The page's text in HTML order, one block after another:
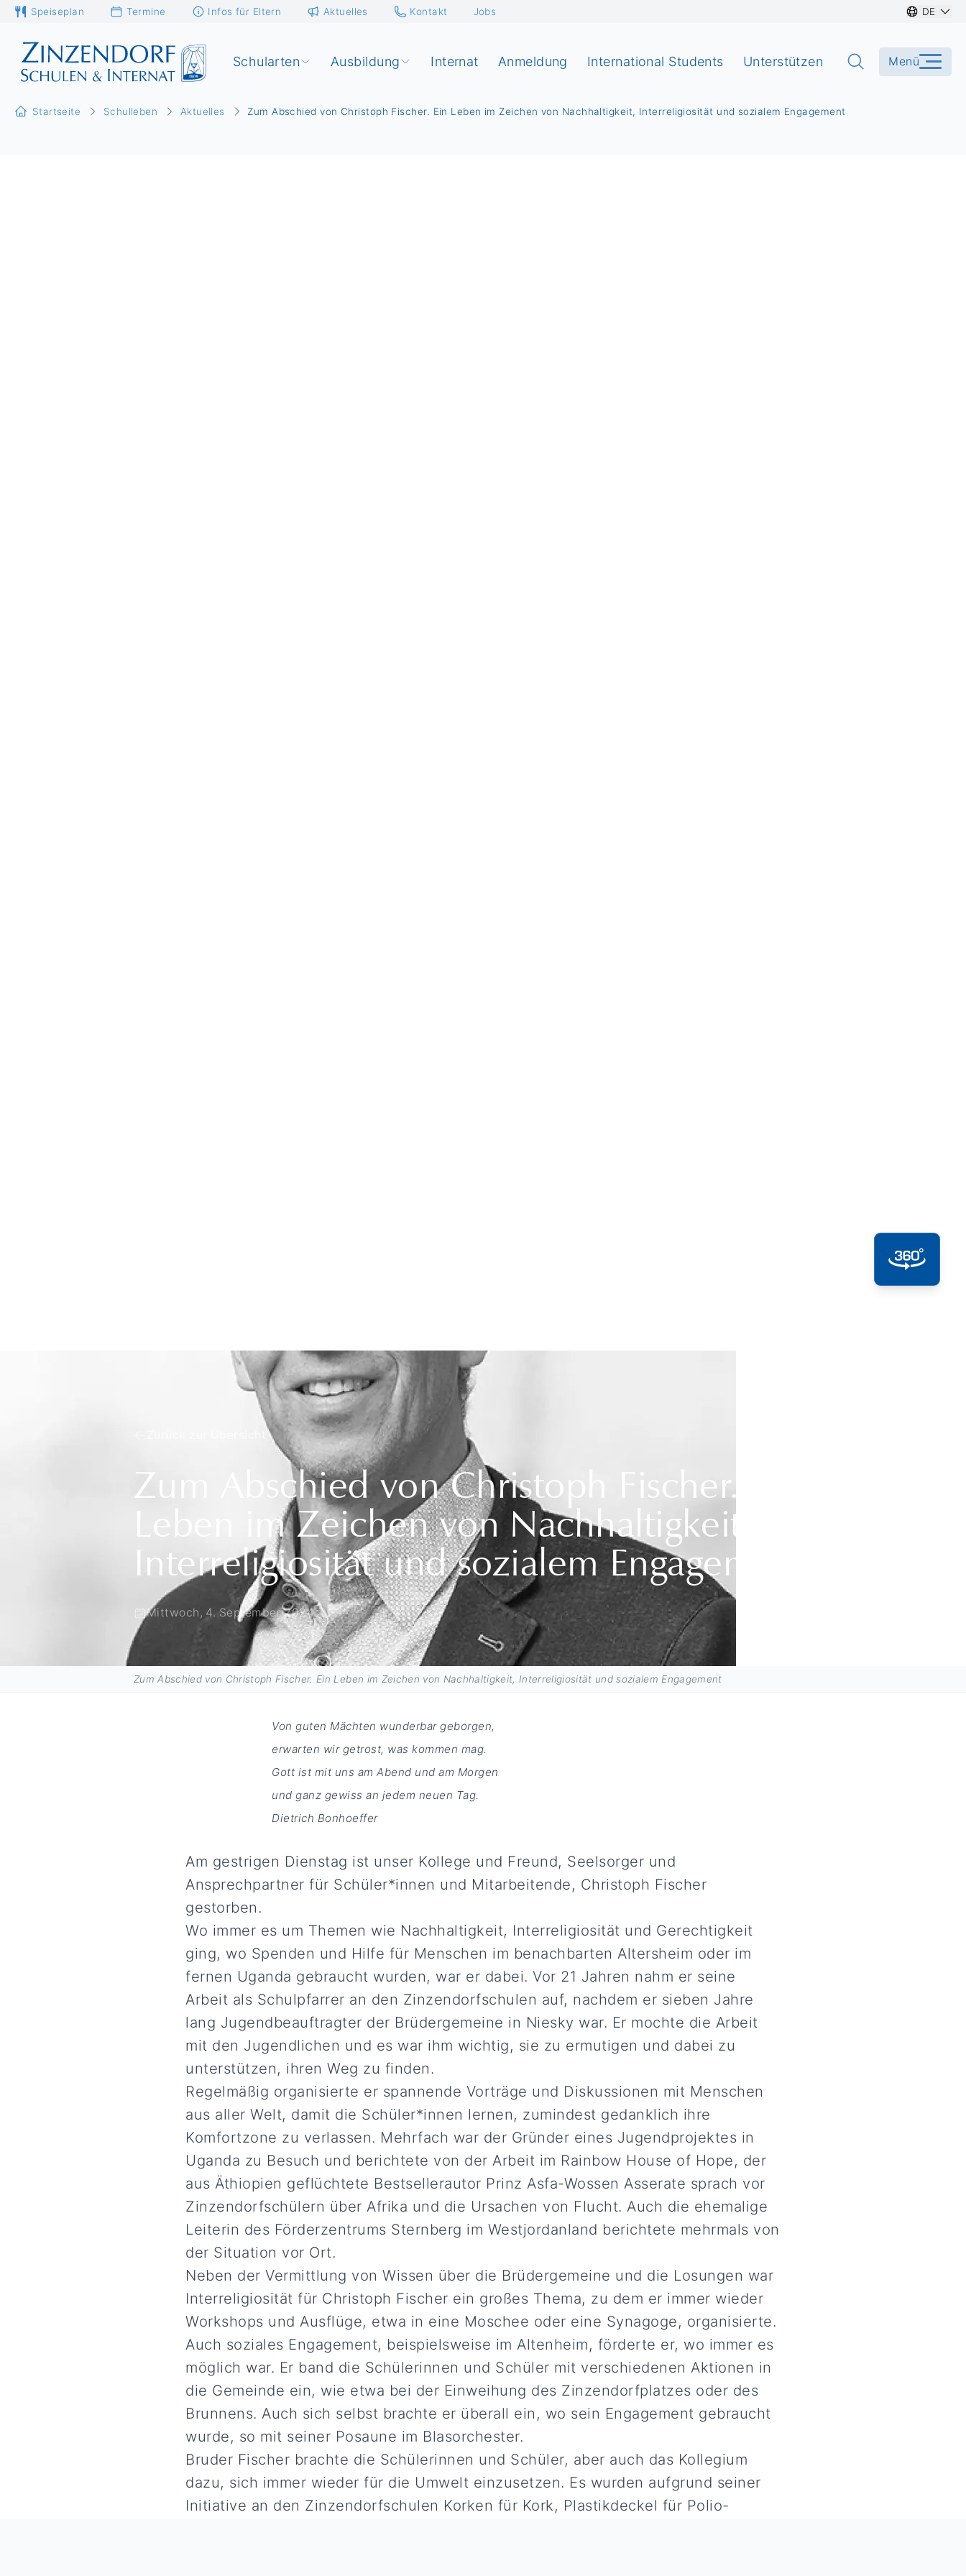
Speiseplan Termine Infos für Eltern Aktuelles Kontakt Jobs DE
Schularten Ausbildung Internat Anmeldung International Students Unterstützen Menü
Startseite Schulleben Aktuelles Zum Abschied von Christoph Fischer. Ein Leben im Zeichen von Nachhaltigkeit, Interreligiosität und sozialem Engagement
Zum Abschied von Christoph Fischer. Ein
Leben im Zeichen von Nachhaltigkeit,
Interreligiosität und sozialem Engagement
Mittwoch, 4. September 2024
Zum Abschied von Christoph Fischer. Ein Leben im Zeichen von Nachhaltigkeit, Interreligiosität und sozialem Engagement
Von guten Mächten wunderbar geborgen,
erwarten wir getrost, was kommen mag.
Gott ist mit uns am Abend und am Morgen
und ganz gewiss an jedem neuen Tag.
Dietrich Bonhoeffer
Am gestrigen Dienstag ist unser Kollege und Freund, Seelsorger und
Ansprechpartner für Schüler*innen und Mitarbeitende, Christoph Fischer
gestorben.
Wo immer es um Themen wie Nachhaltigkeit, Interreligiosität und Gerechtigkeit
ging, wo Spenden und Hilfe für Menschen im benachbarten Altersheim oder im
fernen Uganda gebraucht wurden, war er dabei. Vor 21 Jahren nahm er seine
Arbeit als Schulpfarrer an den Zinzendorfschulen auf, nachdem er sieben Jahre
lang Jugendbeauftragter der Brüdergemeine in Niesky war. Er mochte die Arbeit
mit den Jugendlichen und es war ihm wichtig, sie zu ermutigen und dabei zu
unterstützen, ihren Weg zu finden.
Regelmäßig organisierte er spannende Vorträge und Diskussionen mit Menschen
aus aller Welt, damit die Schüler*innen lernen, zumindest gedanklich ihre
Komfortzone zu verlassen. Mehrfach war der Gründer eines Jugendprojektes in
Uganda zu Besuch und berichtete von der Arbeit im Rainbow House of Hope, der
aus Äthiopien geflüchtete Bestsellerautor Prinz Asfa-Wossen Asserate sprach vor
Zinzendorfschülern über Afrika und die Ursachen von Flucht. Auch die ehemalige
Leiterin des Förderzentrums Sternberg im Westjordanland berichtete mehrmals von
der Situation vor Ort.
Neben der Vermittlung von Wissen über die Brüdergemeine und die Losungen war
Interreligiosität für Christoph Fischer ein großes Thema, zu dem er immer wieder
Workshops und Ausflüge, etwa in eine Moschee oder eine Synagoge, organisierte.
Auch soziales Engagement, beispielsweise im Altenheim, förderte er, wo immer es
möglich war. Er band die Schülerinnen und Schüler mit verschiedenen Aktionen in
die Gemeinde ein, wie etwa bei der Einweihung des Zinzendorfplatzes oder des
Brunnens. Auch sich selbst brachte er überall ein, wo sein Engagement gebraucht
wurde, so mit seiner Posaune im Blasorchester.
Bruder Fischer brachte die Schülerinnen und Schüler, aber auch das Kollegium
dazu, sich immer wieder für die Umwelt einzusetzen. Es wurden aufgrund seiner
Initiative an den Zinzendorfschulen Korken für Kork, Plastikdeckel für Polio-